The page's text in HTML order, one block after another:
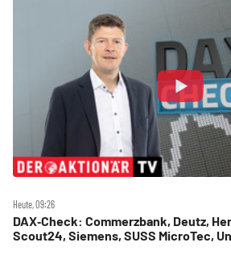
Heute, 09:26
DAX‑Check: Commerzbank, Deutz,
Scout24, Siemens, SUSS MicroTec,